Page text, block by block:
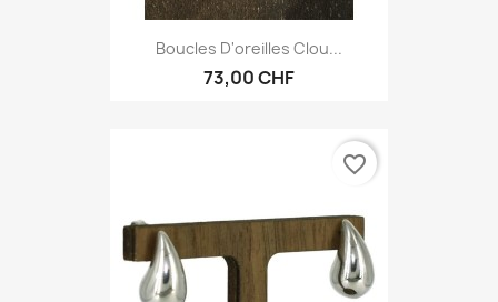
Boucles D'oreilles Clou...
73,00 CHF
favorite_border